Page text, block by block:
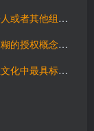
对文学、艺术...]
，其本质是著...]
标志性、最具...]